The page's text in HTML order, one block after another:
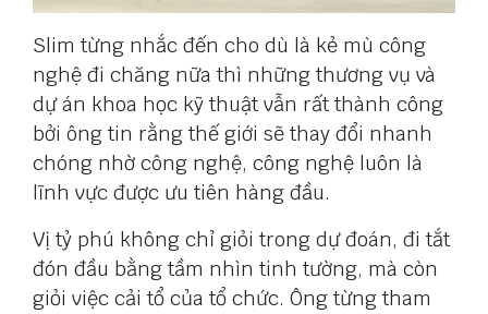
Slim từng nhắc đến cho dù là kẻ mù công
nghệ đi chăng nữa thì những thương vụ và
dự án khoa học kỹ thuật vẫn rất thành công
bởi ông tin rằng thế giới sẽ thay đổi nhanh
chóng nhờ công nghệ, công nghệ luôn là
lĩnh vực được ưu tiên hàng đầu.
Vị tỷ phú không chỉ giỏi trong dự đoán, đi tắt
đón đầu bằng tầm nhìn tinh tường, mà còn
giỏi việc cải tổ của tổ chức. Ông từng tham